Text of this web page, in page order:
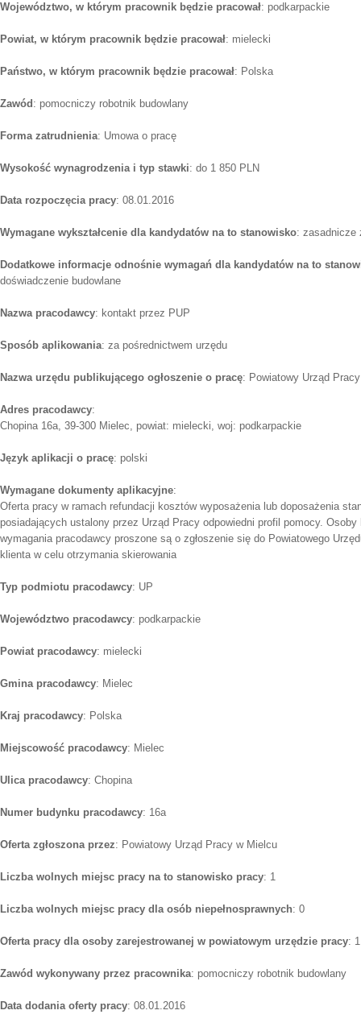
Województwo, w którym pracownik będzie pracował: podkarpackie
Powiat, w którym pracownik będzie pracował: mielecki
Państwo, w którym pracownik będzie pracował: Polska
Zawód : pomocniczy robotnik budowlany
Forma zatrudnienia: Umowa o pracę
Wysokość wynagrodzenia i typ stawki: do 1 850 PLN
Data rozpoczęcia pracy: 08.01.2016
Wymagane wykształcenie dla kandydatów na to stanowisko: zasadnicze
Dodatkowe informacje odnośnie wymagań dla kandydatów na to
doświadczenie budowlane
Nazwa pracodawcy: kontakt przez PUP
Sposób aplikowania: za pośrednictwem urzędu
Nazwa urzędu publikującego ogłoszenie o pracę: Powiatowy Urząd
Adres pracodawcy:
Chopina 16a, 39-300 Mielec, powiat: mielecki, woj: podkarpackie
Język aplikacji o pracę: polski
Wymagane dokumenty aplikacyjne:
Oferta pracy w ramach refundacji kosztów wyposażenia lub doposażenia
posiadających ustalony przez Urząd Pracy odpowiedni profil pomocy. Osoby
wymagania pracodawcy proszone są o zgłoszenie się do Powiatowego
klienta w celu otrzymania skierowania
Typ podmiotu pracodawcy: UP
Województwo pracodawcy: podkarpackie
Powiat pracodawcy: mielecki
Gmina pracodawcy: Mielec
Kraj pracodawcy: Polska
Miejscowość pracodawcy: Mielec
Ulica pracodawcy: Chopina
Numer budynku pracodawcy: 16a
Oferta zgłoszona przez: Powiatowy Urząd Pracy w Mielcu
Liczba wolnych miejsc pracy na to stanowisko pracy: 1
Liczba wolnych miejsc pracy dla osób niepełnosprawnych: 0
Oferta pracy dla osoby zarejestrowanej w powiatowym urzędzie pracy: 1
Zawód wykonywany przez pracownika: pomocniczy robotnik budowlany
Data dodania oferty pracy: 08.01.2016